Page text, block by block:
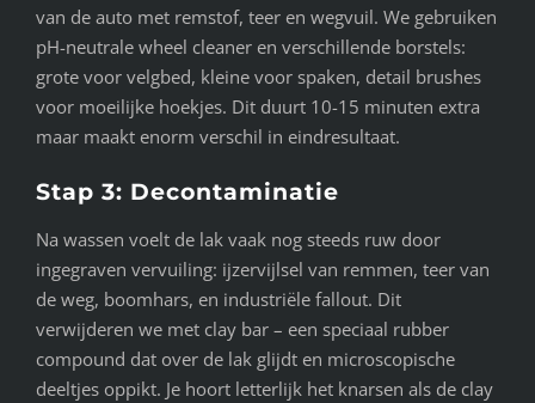
van de auto met remstof, teer en wegvuil. We gebruiken
pH-neutrale wheel cleaner en verschillende borstels:
grote voor velgbed, kleine voor spaken, detail brushes
voor moeilijke hoekjes. Dit duurt 10-15 minuten extra
maar maakt enorm verschil in eindresultaat.
Stap 3: Decontaminatie
Na wassen voelt de lak vaak nog steeds ruw door
ingegraven vervuiling: ijzervijlsel van remmen, teer van
de weg, boomhars, en industriële fallout. Dit
verwijderen we met clay bar – een speciaal rubber
compound dat over de lak glijdt en microscopische
deeltjes oppikt. Je hoort letterlijk het knarsen als de clay